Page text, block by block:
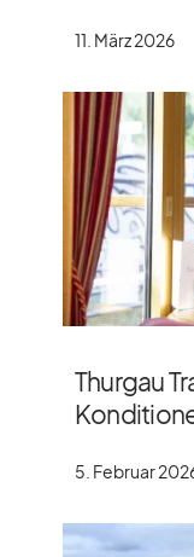
11. März 2026
Thurgau
5. Februar